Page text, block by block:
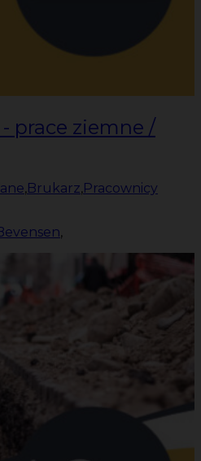
prace ziemne /
,Brukarz,Pracownicy
,